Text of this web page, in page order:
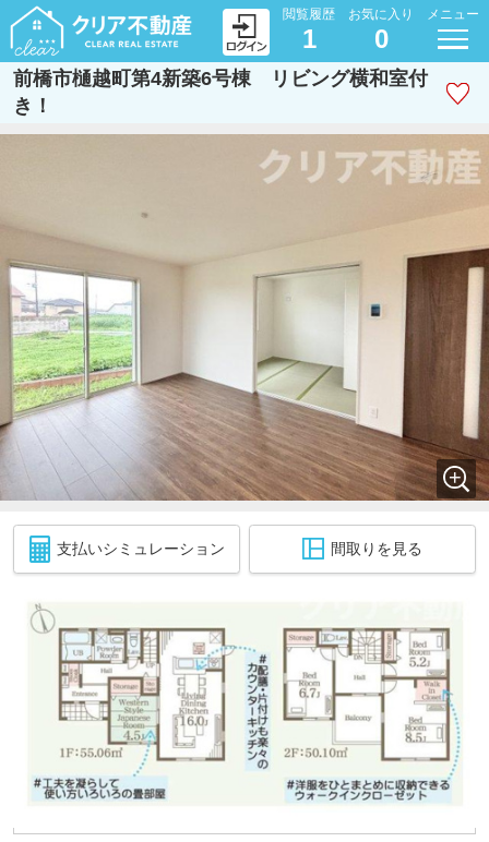
閲覧履歴
1
お気に入り
0
メニュー
前橋市樋越町第4新築6号棟 リビング横和室付
き！
支払いシミュレーション 間取りを見る
8月5日 値下げ
2,290万円(ローン：6.3万円/月)
4LDK 105.16㎡(31.81坪)
■大胡東小学校、大胡中学校
■樋越駅まで徒歩6分
■駐車3台以上可能
■WIC＋SIC付きで収納豊富